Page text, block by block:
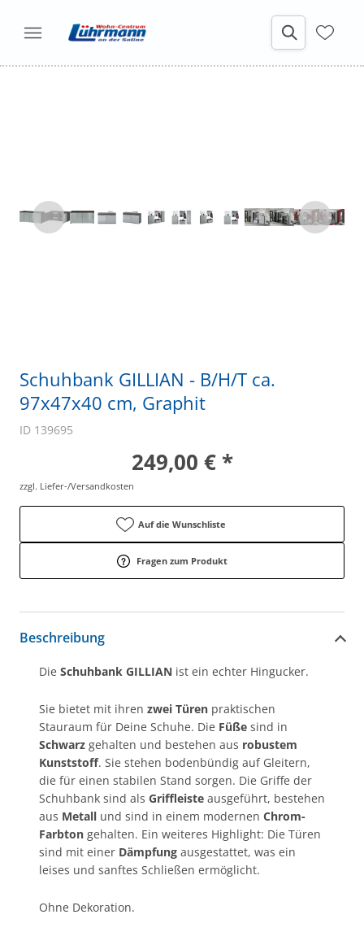
Schuhbank GILLIAN - B/H/T ca.
97x47x40 cm, Graphit
ID 139695
249,00 € *
zzgl. Liefer-/Versandkosten
Auf die Wunschliste
Fragen zum Produkt
Beschreibung
Die Schuhbank GILLIAN ist ein echter Hingucker.
Sie bietet mit ihren zwei Türen praktischen
Stauraum für Deine Schuhe. Die Füße sind in
Schwarz gehalten und bestehen aus robustem
Kunststoff. Sie stehen bodenbündig auf Gleitern,
die für einen stabilen Stand sorgen. Die Griffe der
Schuhbank sind als Griffleiste ausgeführt, bestehen
aus Metall und sind in einem modernen Chrom-
Farbton gehalten. Ein weiteres Highlight: Die Türen
sind mit einer Dämpfung ausgestattet, was ein
leises und sanftes Schließen ermöglicht.
Ohne Dekoration.